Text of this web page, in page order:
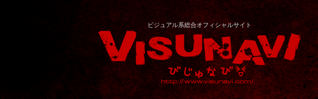
ビジュアル系総合オフィシャルサイト